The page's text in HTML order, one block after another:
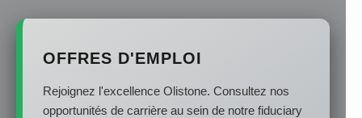
OFFRES D'EMPLOI
Rejoignez l'excellence Olistone. Consultez nos
opportunités de carrière au sein de notre fiduciary